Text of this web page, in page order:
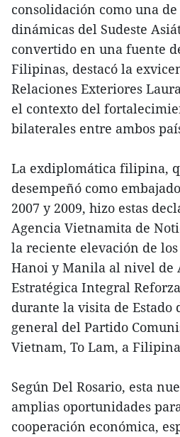
consolidación como una
dinámicas del Sudeste
convertido en una fuente
Filipinas, destacó la
Relaciones Exteriores
el contexto del
bilaterales entre ambos
La exdiplomática filipina,
desempeñó como
2007 y 2009, hizo estas
Agencia Vietnamita de
la reciente elevación de
Hanoi y Manila al nivel de
Estratégica Integral
durante la visita de Estado
general del Partido
Vietnam, To Lam, a
Según Del Rosario, esta
amplias oportunidades
cooperación económica,